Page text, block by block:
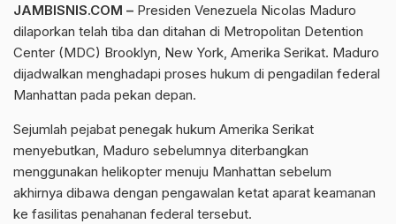
JAMBISNIS.COM – Presiden Venezuela Nicolas Maduro
dilaporkan telah tiba dan ditahan di Metropolitan Detention
Center (MDC) Brooklyn, New York, Amerika Serikat. Maduro
dijadwalkan menghadapi proses hukum di pengadilan federal
Manhattan pada pekan depan.
Sejumlah pejabat penegak hukum Amerika Serikat
menyebutkan, Maduro sebelumnya diterbangkan
menggunakan helikopter menuju Manhattan sebelum
akhirnya dibawa dengan pengawalan ketat aparat keamanan
ke fasilitas penahanan federal tersebut.